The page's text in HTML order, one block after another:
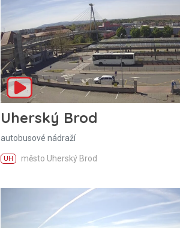
Uherský Brod
autobusové nádraží
UH město Uherský Brod